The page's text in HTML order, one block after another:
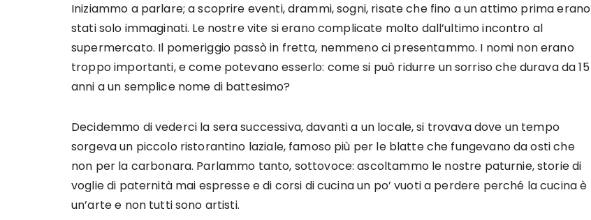
Iniziammo a parlare; a scoprire eventi, drammi, sogni, risate che fino a un attimo prima erano
stati solo immaginati. Le nostre vite si erano complicate molto dall’ultimo incontro al
supermercato. Il pomeriggio passò in fretta, nemmeno ci presentammo. I nomi non erano
troppo importanti, e come potevano esserlo: come si può ridurre un sorriso che durava da 15
anni a un semplice nome di battesimo?
Decidemmo di vederci la sera successiva, davanti a un locale, si trovava dove un tempo
sorgeva un piccolo ristorantino laziale, famoso più per le blatte che fungevano da osti che
non per la carbonara. Parlammo tanto, sottovoce: ascoltammo le nostre paturnie, storie di
voglie di paternità mai espresse e di corsi di cucina un po’ vuoti a perdere perché la cucina è
un’arte e non tutti sono artisti.